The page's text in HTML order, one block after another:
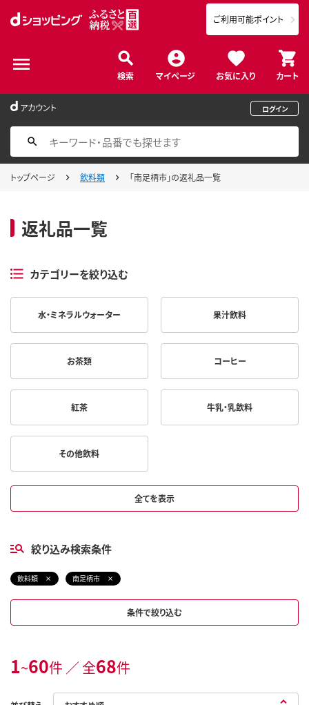
検索 マイページ お気に入り カート
ご利用可能ポイント
アカウント ログイン
トップページ 飲料類 「南足柄市」の返礼品一覧
返礼品一覧
カテゴリーを絞り込む
水・ミネラルウォーター 果汁飲料
お茶類 コーヒー
紅茶 牛乳・乳飲料
その他飲料
全てを表示
絞り込み検索条件
飲料類 南足柄市
条件で絞り込む
1~60件 ／ 全68件